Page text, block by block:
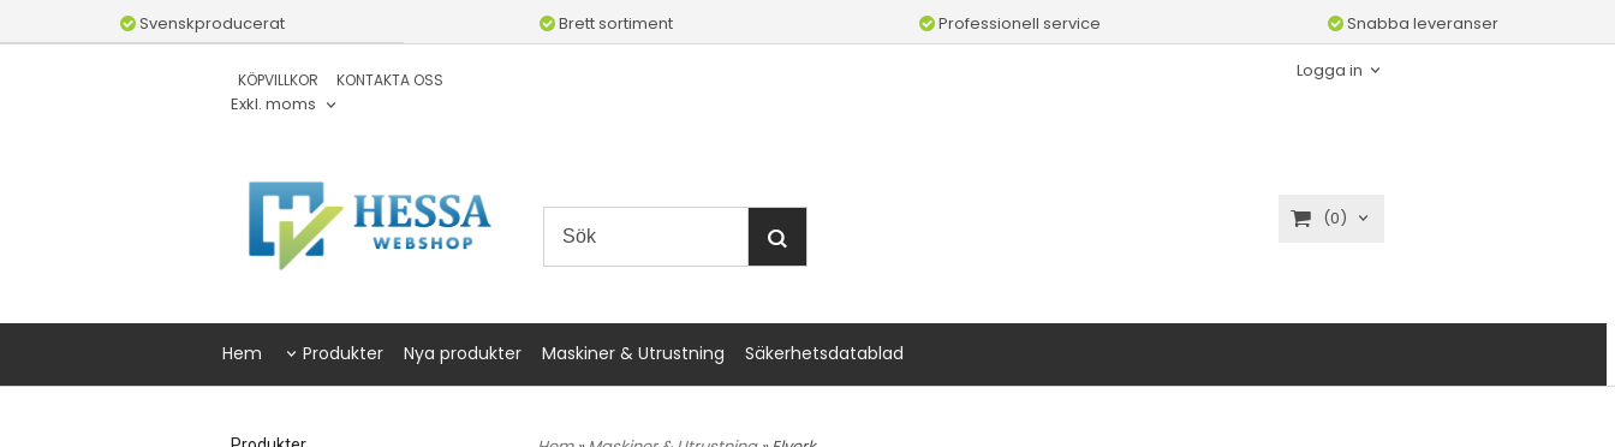
Svenskproducerat Brett sortiment Professionell service Snabba leveranser
KÖPVILLKOR KONTAKTA OSS
Exkl. moms
Logga in
(0)
Hem Produkter Nya produkter Maskiner & Utrustning Säkerhetsdatablad